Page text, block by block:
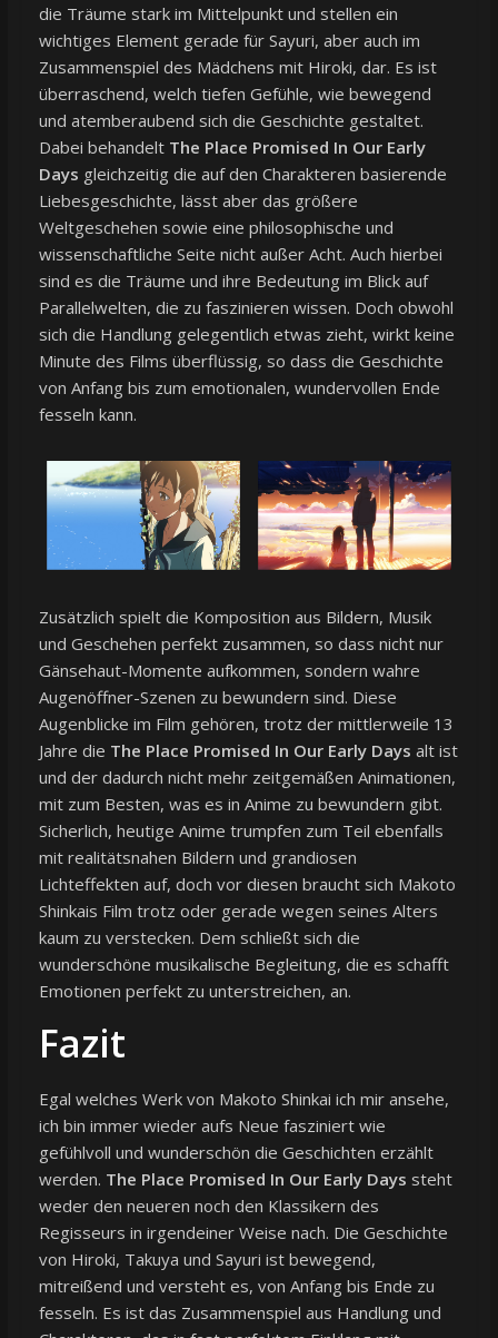
die Träume stark im Mittelpunkt und stellen ein
wichtiges Element gerade für Sayuri, aber auch im
Zusammenspiel des Mädchens mit Hiroki, dar. Es ist
überraschend, welch tiefen Gefühle, wie bewegend
und atemberaubend sich die Geschichte gestaltet.
Dabei behandelt The Place Promised In Our Early
Days gleichzeitig die auf den Charakteren basierende
Liebesgeschichte, lässt aber das größere
Weltgeschehen sowie eine philosophische und
wissenschaftliche Seite nicht außer Acht. Auch hierbei
sind es die Träume und ihre Bedeutung im Blick auf
Parallelwelten, die zu faszinieren wissen. Doch obwohl
sich die Handlung gelegentlich etwas zieht, wirkt keine
Minute des Films überflüssig, so dass die Geschichte
von Anfang bis zum emotionalen, wundervollen Ende
fesseln kann.
Zusätzlich spielt die Komposition aus Bildern, Musik
und Geschehen perfekt zusammen, so dass nicht nur
Gänsehaut-Momente aufkommen, sondern wahre
Augenöffner-Szenen zu bewundern sind. Diese
Augenblicke im Film gehören, trotz der mittlerweile 13
Jahre die The Place Promised In Our Early Days alt ist
und der dadurch nicht mehr zeitgemäßen Animationen,
mit zum Besten, was es in Anime zu bewundern gibt.
Sicherlich, heutige Anime trumpfen zum Teil ebenfalls
mit realitätsnahen Bildern und grandiosen
Lichteffekten auf, doch vor diesen braucht sich Makoto
Shinkais Film trotz oder gerade wegen seines Alters
kaum zu verstecken. Dem schließt sich die
wunderschöne musikalische Begleitung, die es schafft
Emotionen perfekt zu unterstreichen, an.
Fazit
Egal welches Werk von Makoto Shinkai ich mir ansehe,
ich bin immer wieder aufs Neue fasziniert wie
gefühlvoll und wunderschön die Geschichten erzählt
werden. The Place Promised In Our Early Days steht
weder den neueren noch den Klassikern des
Regisseurs in irgendeiner Weise nach. Die Geschichte
von Hiroki, Takuya und Sayuri ist bewegend,
mitreißend und versteht es, von Anfang bis Ende zu
fesseln. Es ist das Zusammenspiel aus Handlung und